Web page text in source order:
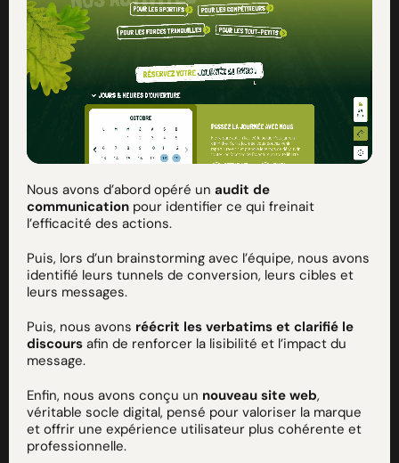
Nous avons d’abord opéré un audit de
communication pour identifier ce qui freinait
l’efficacité des actions.
Puis, lors d’un brainstorming avec l’équipe, nous avons
identifié leurs tunnels de conversion, leurs cibles et
leurs messages.
Puis, nous avons réécrit les verbatims et clarifié le
discours afin de renforcer la lisibilité et l’impact du
message.
Enfin, nous avons conçu un nouveau site web,
véritable socle digital, pensé pour valoriser la marque
et offrir une expérience utilisateur plus cohérente et
professionnelle.